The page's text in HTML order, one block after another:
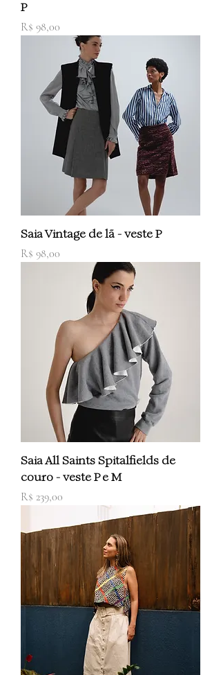
P
Preço
R$ 98,00
Saia Vintage de lã - veste P
Preço
R$ 98,00
Saia All Saints Spitalfields de
couro - veste P e M
Preço
R$ 239,00